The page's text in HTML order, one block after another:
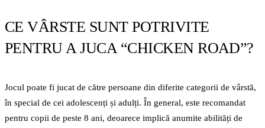
CE VÂRSTE SUNT POTRIVITE
PENTRU A JUCA “CHICKEN ROAD”?
Jocul poate fi jucat de către persoane din diferite categorii de vârstă,
în special de cei adolescenți și adulți. În general, este recomandat
pentru copii de peste 8 ani, deoarece implică anumite abilități de